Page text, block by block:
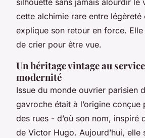
cette alchimie rare entre légèreté
explique son retour en force. Elle
de crier pour être vue.
Un héritage vintage au
modernité
Issue du monde ouvrier parisien
gavroche était à l’origine conçue
des rues - d’où son nom, inspiré
de Victor Hugo. Aujourd’hui, elle